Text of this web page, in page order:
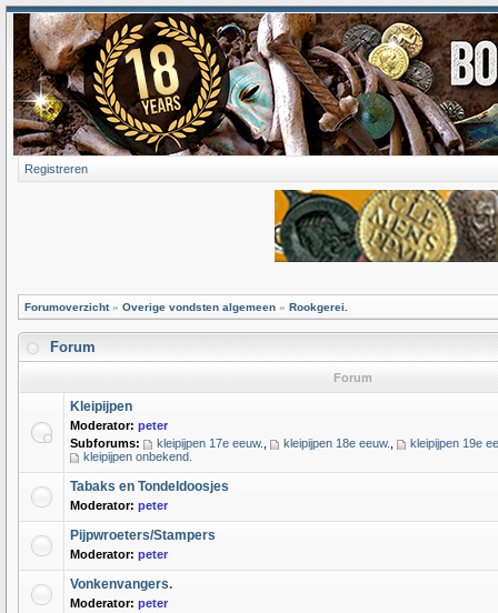
Registreren
Forumoverzicht» Overige vondsten algemeen » Rookgerei.
Forum
Forum
Kleipijpen
Moderator: peter
Subforums:
kleipijpen 17e eeuw. kleipijpen 18e eeuw.
kleipijpen 19e
kleipijpen onbekend.
Tabaks en Tondeldoosjes
Moderator: peter
Pijpwroeters/Stampers
Moderator: peter
Vonkenvangers.
Moderator: peter